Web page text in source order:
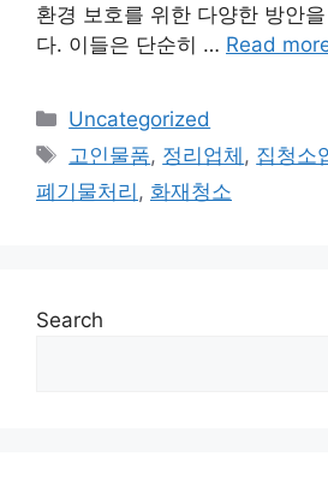
환경 보호를 위한 다양한 방안
다. 이들은 단순히 … Read
Categories
Uncategorized
Tags
고인물품, 정리업체 , 집청소
폐기물처리 , 화재청소
Search